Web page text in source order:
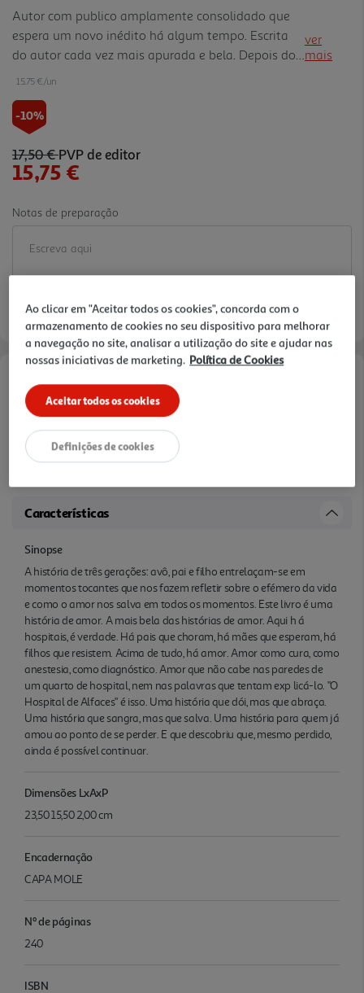
Link
para
a
mesma
página.
Autor com publico amplamente consolidado que
espera um novo inédito há algum tempo. Escrita
do autor cada vez mais apurada e bela. Depois do
Buzz mediático à volta da saúde do filho do autor
ver
mais
15.75 €/un
-10%
17,50 €PVP de editor
15,75 €
Notas de preparação
Informações de Marketing
Autor com publico amplamente consolidado que espera um novo
inédito há algum tempo. Escrita do autor cada vez mais apurada e
bela. Depois do Buzz mediático à volta da saúde do filho do autor
Características
Sinopse
A história de três gerações: avô, pai e filho entrelaçam-se em
momentos tocantes que nos fazem refletir sobre o efémero da vida
e como o amor nos salva em todos os momentos. Este livro é uma
história de amor. A mais bela das histórias de amor. Aqui h á
hospitais, é verdade. Há pais que choram, há mães que esperam, há
filhos que resistem. Acima de tudo, há amor. Amor como cura, como
anestesia, como diagnóstico. Amor que não cabe nas paredes de
um quarto de hospital, nem nas palavras que tentam exp licá-lo. "O
Hospital de Alfaces" é isso. Uma história que dói, mas que abraça.
Uma história que sangra, mas que salva. Uma história para quem já
amou ao ponto de se perder. E que descobriu que, mesmo perdido,
ainda é possível continuar.
Dimensões LxAxP
23,50 15,50 2,00 cm
Encadernação
CAPA MOLE
Nº de páginas
240
ISBN
Ao clicar em "Aceitar todos os cookies", concorda com o
armazenamento de cookies no seu dispositivo para melhorar
a navegação no site, analisar a utilização do site e ajudar nas
nossas iniciativas de marketing. Política de Cookies
Aceitar todos os cookies
Definições de cookies